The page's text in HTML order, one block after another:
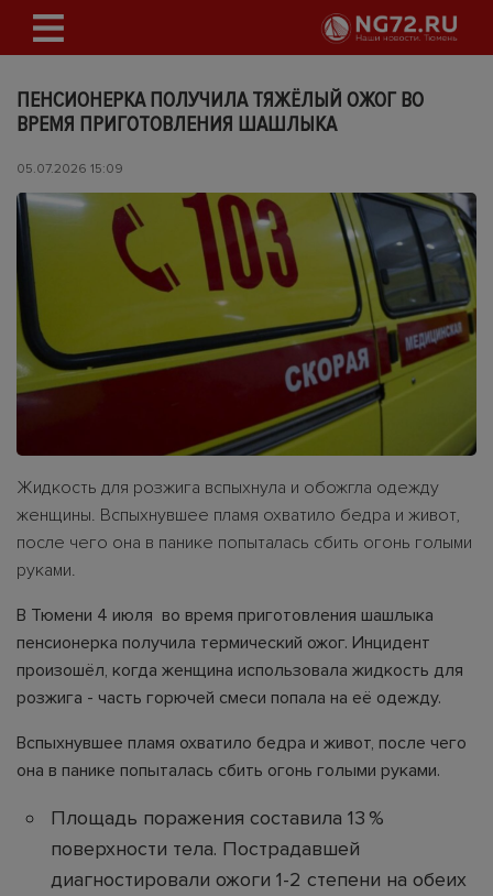
ПЕНСИОНЕРКА ПОЛУЧИЛА ТЯЖЁЛЫЙ ОЖОГ ВО
ВРЕМЯ ПРИГОТОВЛЕНИЯ ШАШЛЫКА
05.07.2026 15:09
Жидкость для розжига вспыхнула и обожгла одежду
женщины. Вспыхнувшее пламя охватило бедра и живот,
после чего она в панике попыталась сбить огонь голыми
руками.
В Тюмени 4 июля во время приготовления шашлыка
пенсионерка получила термический ожог. Инцидент
произошёл, когда женщина использовала жидкость для
розжига - часть горючей смеси попала на её одежду.
Вспыхнувшее пламя охватило бедра и живот, после чего
она в панике попыталась сбить огонь голыми руками.
Площадь поражения составила 13 %
поверхности тела. Пострадавшей
диагностировали ожоги 1-2 степени на обеих